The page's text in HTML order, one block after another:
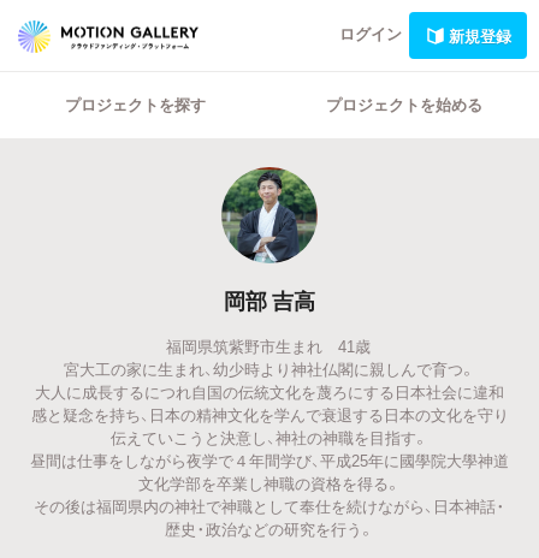
ログイン 新規登録
プロジェクトを探す プロジェクトを始める
岡部 吉高
福岡県筑紫野市生まれ 41歳
宮大工の家に生まれ、幼少時より神社仏閣に親しんで育つ。
大人に成長するにつれ自国の伝統文化を蔑ろにする日本社会に違和
感と疑念を持ち、日本の精神文化を学んで衰退する日本の文化を守り
伝えていこうと決意し、神社の神職を目指す。
昼間は仕事をしながら夜学で４年間学び、平成25年に國學院大學神道
文化学部を卒業し神職の資格を得る。
その後は福岡県内の神社で神職として奉仕を続けながら、日本神話・
歴史・政治などの研究を行う。